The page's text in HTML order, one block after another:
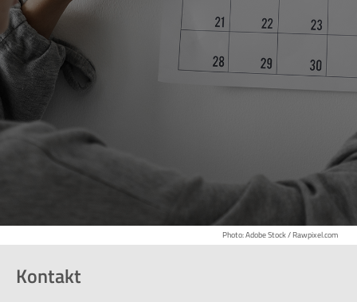
Photo: Adobe Stock / Rawpixel.com
Kontakt